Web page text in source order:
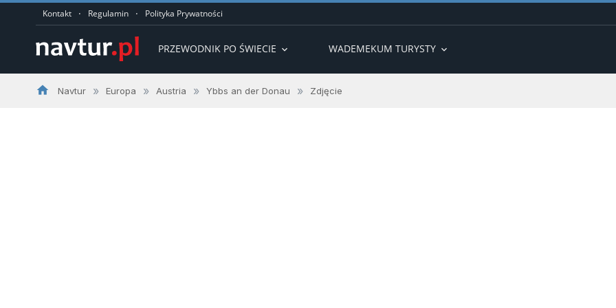
Kontakt · Regulamin · Polityka Prywatności
PRZEWODNIK PO ŚWIECIE expand_more WADEMEKUM TURYSTY expand_more
home Navtur » Europa » Austria » Ybbs an der Donau » Zdjęcie